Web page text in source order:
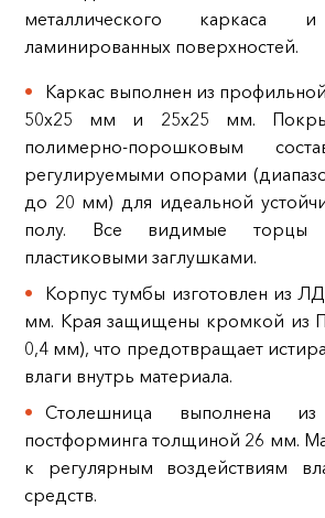
металлического каркаса и
ламинированных поверхностей.
Каркас выполнен из
50х25 мм и 25х25 мм.
полимерно-порошковым
регулируемыми опорами
до 20 мм) для идеальной
полу. Все видимые торцы
пластиковыми заглушками.
Корпус тумбы изготовлен из
мм. Края защищены кромкой из
0,4 мм), что предотвращает
влаги внутрь материала.
Столешница выполнена из
постформинга толщиной 26 мм.
к регулярным воздействиям
средств.